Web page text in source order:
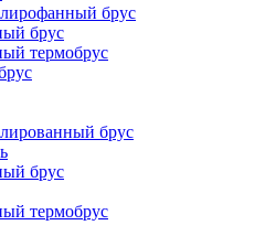
брус
брус
термобрус
брус
брус
термобрус